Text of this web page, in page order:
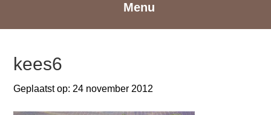
Menu
kees6
Geplaatst op: 24 november 2012